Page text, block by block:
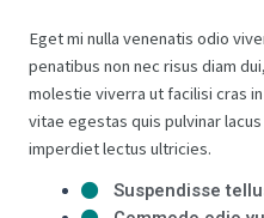
Eget mi nulla venenatis odio
penatibus non nec risus diam
molestie viverra ut facilisi cras
vitae egestas quis pulvinar
imperdiet lectus ultricies.
Suspendisse